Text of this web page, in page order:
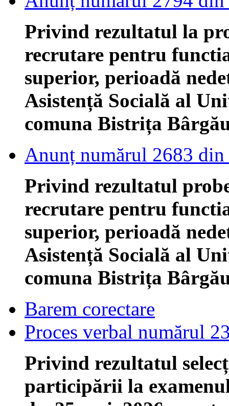
Privind rezultatul la
recrutare pentru
superior, perioadă
Asistență Socială al
comuna Bistrița
Anunț numărul 2683
Privind rezultatul
recrutare pentru
superior, perioadă
Asistență Socială al
comuna Bistrița
Barem corectare
Proces verbal numărul
Privind rezultatul
participării la